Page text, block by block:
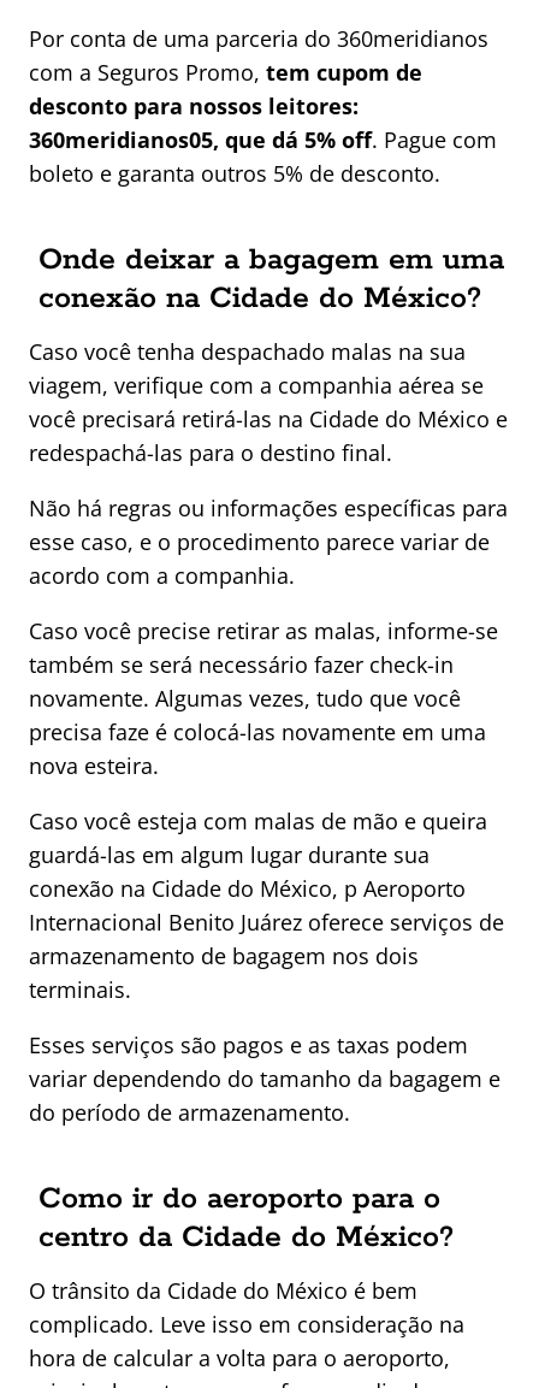
Por conta de uma parceria do 360meridianos
com a Seguros Promo, tem cupom de
desconto para nossos leitores:
360meridianos05, que dá 5% off. Pague com
boleto e garanta outros 5% de desconto.
Onde deixar a bagagem em uma
conexão na Cidade do México?
Caso você tenha despachado malas na sua
viagem, verifique com a companhia aérea se
você precisará retirá-las na Cidade do México e
redespachá-las para o destino final.
Não há regras ou informações específicas para
esse caso, e o procedimento parece variar de
acordo com a companhia.
Caso você precise retirar as malas, informe-se
também se será necessário fazer check-in
novamente. Algumas vezes, tudo que você
precisa faze é colocá-las novamente em uma
nova esteira.
Caso você esteja com malas de mão e queira
guardá-las em algum lugar durante sua
conexão na Cidade do México, p Aeroporto
Internacional Benito Juárez oferece serviços de
armazenamento de bagagem nos dois
terminais.
Esses serviços são pagos e as taxas podem
variar dependendo do tamanho da bagagem e
do período de armazenamento.
Como ir do aeroporto para o
centro da Cidade do México?
O trânsito da Cidade do México é bem
complicado. Leve isso em consideração na
hora de calcular a volta para o aeroporto,